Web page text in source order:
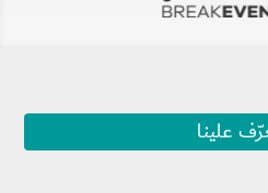
علينا